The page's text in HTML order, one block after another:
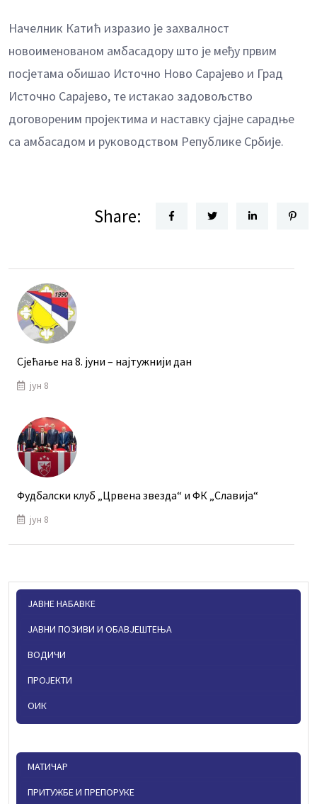
Начелник Катић изразио је захвалност
новоименованом амбасадору што је међу првим
посјетама обишао Источно Ново Сарајево и Град
Источно Сарајево, те истакао задовољство
договореним пројектима и наставку сјајне сарадње
са амбасадом и руководством Републике Србије.
Share:
Сјећање на 8. јуни – најтужнији дан
јун 8
Фудбалски клуб „Црвена звезда“ и ФК „Славија“
јун 8
ЈАВНЕ НАБАВКЕ
ЈАВНИ ПОЗИВИ И ОБАВЈЕШТЕЊА
ВОДИЧИ
ПРОЈЕКТИ
ОИК
МАТИЧАР
ПРИТУЖБЕ И ПРЕПОРУКЕ